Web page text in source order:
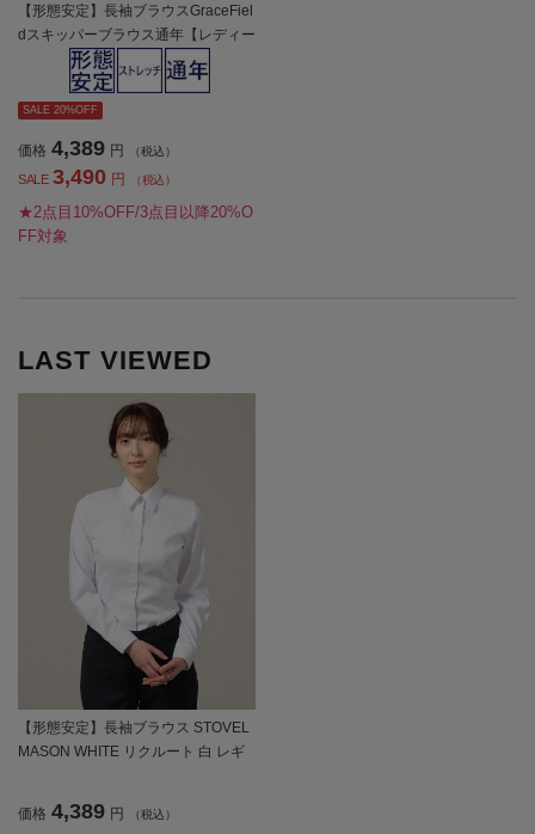
【形態安定】長袖ブラウスGraceFiel
dスキッパーブラウス通年【レディー
SALE 20%OFF
価格 4,389 円 （税込）
SALE 3,490 円 （税込）
★2点目10%OFF/3点目以降20%O
FF対象
LAST VIEWED
【形態安定】長袖ブラウス STOVEL
MASON WHITE リクルート 白 レギ
価格 4,389 円 （税込）